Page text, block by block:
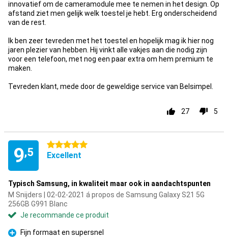
innovatief om de cameramodule mee te nemen in het design. Op
afstand ziet men gelijk welk toestel je hebt. Erg onderscheidend
van de rest.
Ik ben zeer tevreden met het toestel en hopelijk mag ik hier nog
jaren plezier van hebben. Hij vinkt alle vakjes aan die nodig zijn
voor een telefoon, met nog een paar extra om hem premium te
maken.
Tevreden klant, mede door de geweldige service van Belsimpel.
27 5
9,5
5 étoiles
Excellent
Typisch Samsung, in kwaliteit maar ook in aandachtspunten
M Snijders | 02-02-2021 á propos de Samsung Galaxy S21 5G
256GB G991 Blanc
Je recommande ce produit
Pour
Fijn formaat en supersnel